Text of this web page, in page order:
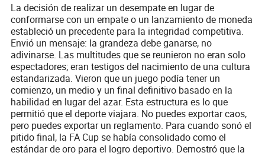
La decisión de realizar un desempate en lugar de
conformarse con un empate o un lanzamiento de moneda
estableció un precedente para la integridad competitiva.
Envió un mensaje: la grandeza debe ganarse, no
adivinarse. Las multitudes que se reunieron no eran solo
espectadores; eran testigos del nacimiento de una cultura
estandarizada. Vieron que un juego podía tener un
comienzo, un medio y un final definitivo basado en la
habilidad en lugar del azar. Esta estructura es lo que
permitió que el deporte viajara. No puedes exportar caos,
pero puedes exportar un reglamento. Para cuando sonó el
pitido final, la FA Cup se había consolidado como el
estándar de oro para el logro deportivo. Demostró que la